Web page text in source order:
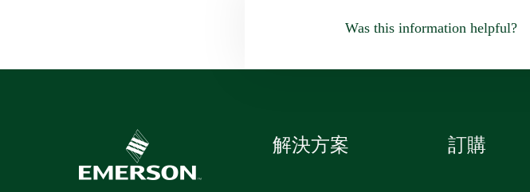
Was this information helpful?
解決方案 訂購